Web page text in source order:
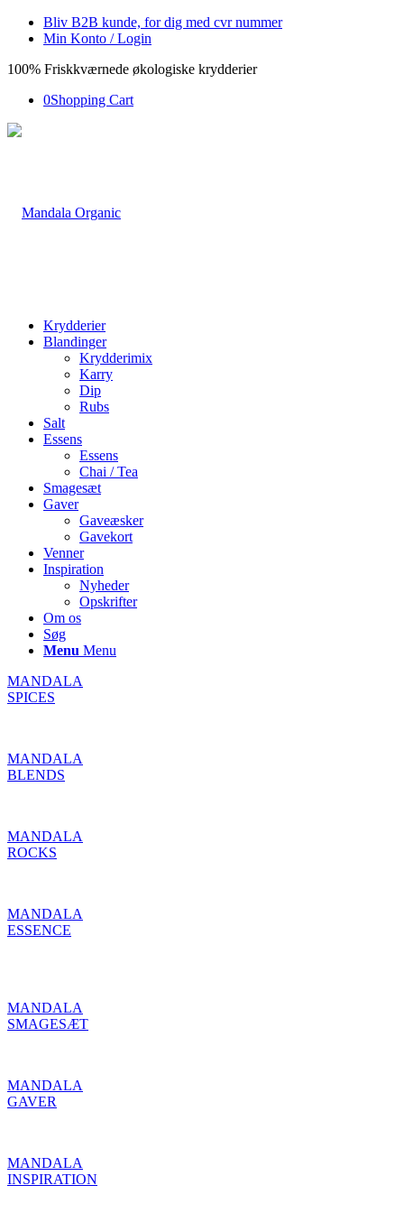
Bliv B2B kunde, for dig med cvr nummer
Min Konto / Login
100% Friskkværnede økologiske krydderier
0Shopping Cart
Krydderier
Blandinger
Krydderimix
Karry
Dip
Rubs
Salt
Essens
Essens
Chai / Tea
Smagesæt
Gaver
Gaveæsker
Gavekort
Venner
Inspiration
Nyheder
Opskrifter
Om os
Søg
Menu Menu
MANDALA
SPICES
MANDALA
BLENDS
MANDALA
ROCKS
MANDALA
ESSENCE
MANDALA
SMAGESÆT
MANDALA
GAVER
MANDALA
INSPIRATION